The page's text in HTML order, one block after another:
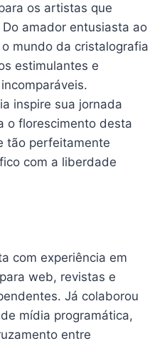
os artistas que
amador entusiasta ao
mundo da cristalografia
estimulantes e
inspire sua jornada
o florescimento desta
tão perfeitamente
com a liberdade
com experiência em
web, revistas e
Já colaborou
mídia programática,
entre